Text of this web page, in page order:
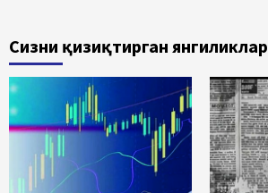
Сизни қизиқтирган янгиликлар